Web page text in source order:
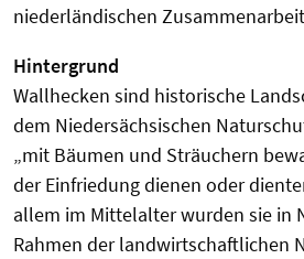
niederländischen
Hintergrund
Wallhecken sind historische
dem Nieder­sächsischen
„mit Bäumen und Sträuchern
der Einfriedung dienen oder
allem im Mittelalter wurden sie in
Rahmen der landwirtschaftlichen